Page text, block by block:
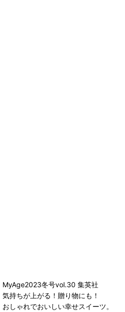
MyAge2023冬号vol.30 集英社
気持ちが上がる！贈り物にも！
おしゃれでおいしい幸せスイーツ。